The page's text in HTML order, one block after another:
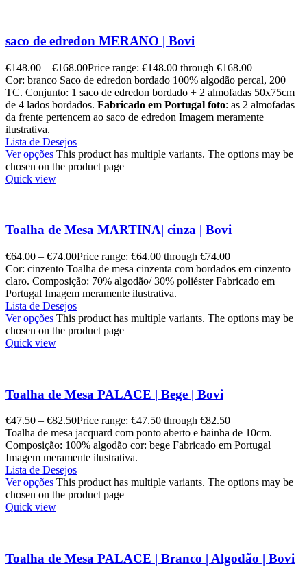
saco de edredon MERANO | Bovi
€148.00 – €168.00Price range: €148.00 through €168.00
Cor: branco Saco de edredon bordado 100% algodão percal, 200
TC. Conjunto: 1 saco de edredon bordado + 2 almofadas 50x75cm
de 4 lados bordados. Fabricado em Portugal foto: as 2 almofadas
da frente pertencem ao saco de edredon Imagem meramente
ilustrativa.
Lista de Desejos
Ver opções This product has multiple variants. The options may be
chosen on the product page
Quick view
Toalha de Mesa MARTINA| cinza | Bovi
€64.00 – €74.00Price range: €64.00 through €74.00
Cor: cinzento Toalha de mesa cinzenta com bordados em cinzento
claro. Composição: 70% algodão/ 30% poliéster Fabricado em
Portugal Imagem meramente ilustrativa.
Lista de Desejos
Ver opções This product has multiple variants. The options may be
chosen on the product page
Quick view
Toalha de Mesa PALACE | Bege | Bovi
€47.50 – €82.50Price range: €47.50 through €82.50
Toalha de mesa jacquard com ponto aberto e bainha de 10cm.
Composição: 100% algodão cor: bege Fabricado em Portugal
Imagem meramente ilustrativa.
Lista de Desejos
Ver opções This product has multiple variants. The options may be
chosen on the product page
Quick view
Toalha de Mesa PALACE | Branco | Algodão | Bovi